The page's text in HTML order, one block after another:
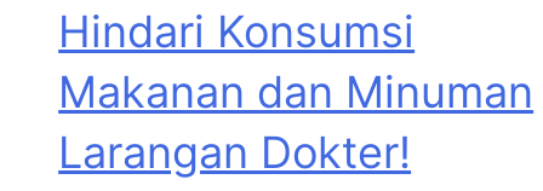
Hindari Konsumsi
Makanan dan Minuman
Larangan Dokter!